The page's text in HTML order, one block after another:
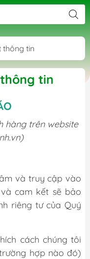
thông tin
tin
hàng trên website
và truy cập vào
cam kết sẽ bảo
riêng tư của Quý
cách chúng tôi
hợp nào đó)